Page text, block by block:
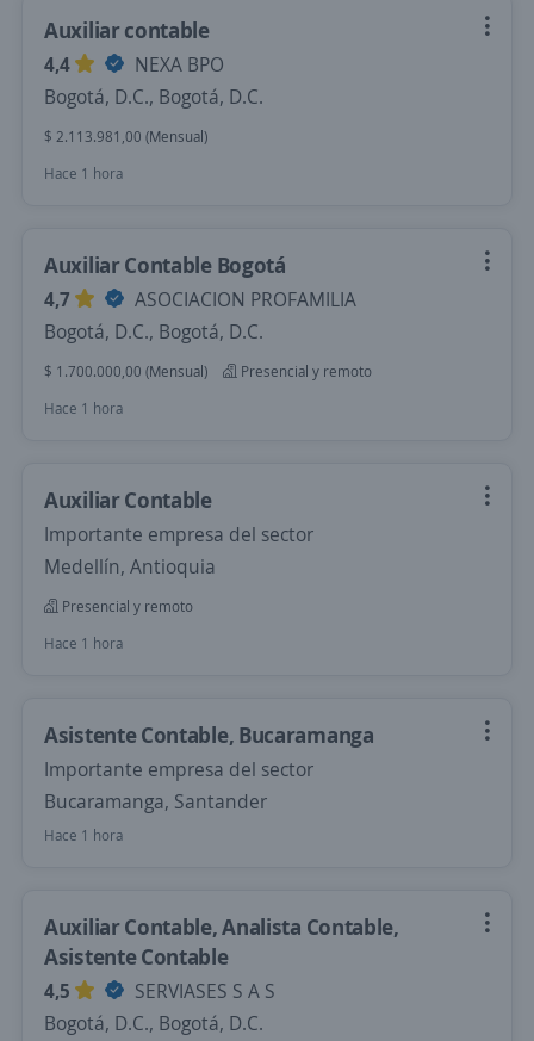
Auxiliar contable
4,4
NEXA BPO
Bogotá, D.C., Bogotá, D.C.
$ 2.113.981,00 (Mensual)
Hace 1 hora
Auxiliar Contable Bogotá
4,7
ASOCIACION PROFAMILIA
Bogotá, D.C., Bogotá, D.C.
$ 1.700.000,00 (Mensual)
Presencial y remoto
Hace 1 hora
Auxiliar Contable
Importante empresa del sector
Medellín, Antioquia
Presencial y remoto
Hace 1 hora
Asistente Contable, Bucaramanga
Importante empresa del sector
Bucaramanga, Santander
Hace 1 hora
Auxiliar Contable, Analista Contable,
Asistente Contable
4,5
SERVIASES S A S
Bogotá, D.C., Bogotá, D.C.